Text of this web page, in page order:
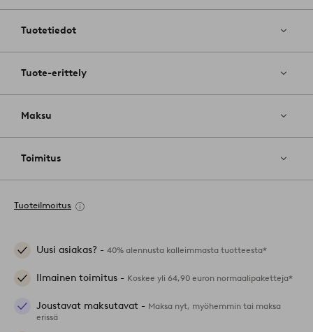
Tuotetiedot
Tuote-erittely
Maksu
Toimitus
Tuoteilmoitus
Uusi asiakas? - 40% alennusta kalleimmasta tuotteesta*
Ilmainen toimitus - Koskee yli 64,90 euron normaalipaketteja*
Joustavat maksutavat - Maksa nyt, myöhemmin tai maksa
erissä